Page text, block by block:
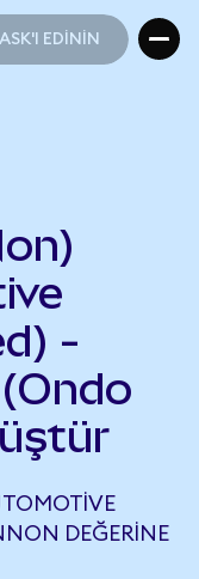
EDİNİN
-
DEĞERINE